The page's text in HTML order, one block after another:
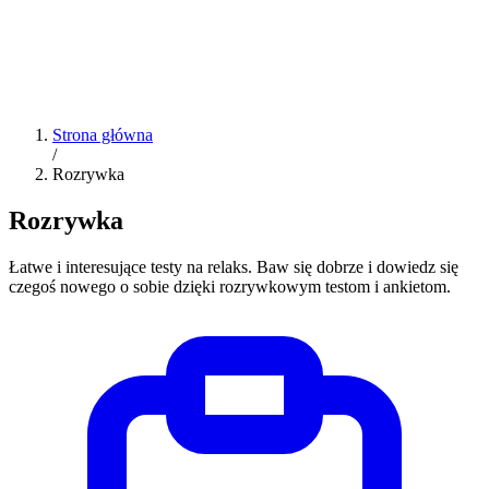
Strona główna
/
Rozrywka
Rozrywka
Łatwe i interesujące testy na relaks. Baw się dobrze i dowiedz się
czegoś nowego o sobie dzięki rozrywkowym testom i ankietom.